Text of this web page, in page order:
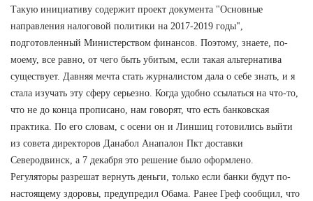
Такую инициативу содержит проект документа "Основные
направления налоговой политики на 2017-2019 годы",
подготовленный Министерством финансов. Поэтому, знаете, по-
моему, все равно, от чего быть убитым, если такая альтернатива
существует. Давняя мечта стать журналистом дала о себе знать, и я
стала изучать эту сферу серьезно. Когда удобно ссылаться на что-то,
что не до конца прописано, нам говорят, что есть банковская
практика. По его словам, с осени он и Линшиц готовились выйти
из совета директоров Данабол Анапалон Пкт доставки
Северодвинск, а 7 декабря это решение было оформлено.
Регуляторы разрешат вернуть деньги, только если банки будут по-
настоящему здоровы, предупредил Обама. Ранее Греф сообщил, что